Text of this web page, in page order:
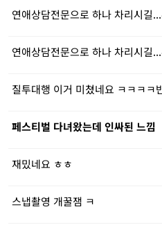
연애상담전문으로 하나 차리시길
연애상담전문으로 하나 차리시길
질투대행 이거 미쳤네요 ㅋㅋㅋㅋ
페스티벌 다녀왔는데 인싸된 느낌
재밌네요 ㅎㅎ
스냅촬영 개꿀잼 ㅋ